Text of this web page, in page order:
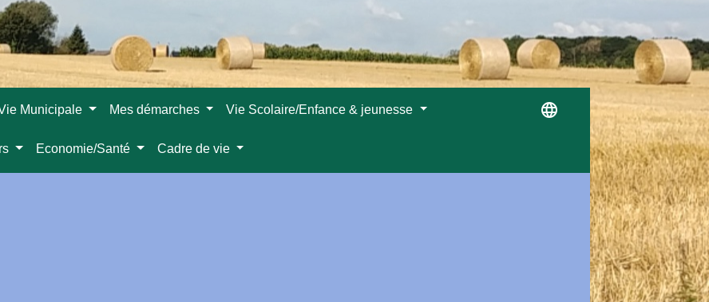
Municipale Mes démarches Vie Scolaire/Enfance & jeunesse
Economie/Santé Cadre de vie
language